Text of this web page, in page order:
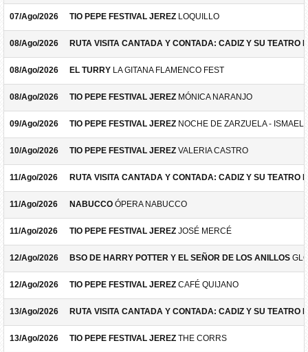
07/Ago/2026 TIO PEPE FESTIVAL JEREZ LOQUILLO
08/Ago/2026 RUTA VISITA CANTADA Y CONTADA: CADIZ Y SU TEATRO
08/Ago/2026 EL TURRY LA GITANA FLAMENCO FEST
08/Ago/2026 TIO PEPE FESTIVAL JEREZ MÓNICA NARANJO
09/Ago/2026 TIO PEPE FESTIVAL JEREZ NOCHE DE ZARZUELA -
10/Ago/2026 TIO PEPE FESTIVAL JEREZ VALERIA CASTRO
11/Ago/2026 RUTA VISITA CANTADA Y CONTADA: CADIZ Y SU TEATRO
11/Ago/2026 NABUCCO ÓPERA NABUCCO
11/Ago/2026 TIO PEPE FESTIVAL JEREZ JOSÉ MERCÉ
12/Ago/2026 BSO DE HARRY POTTER Y EL SEÑOR DE LOS ANILLOS
12/Ago/2026 TIO PEPE FESTIVAL JEREZ CAFÉ QUIJANO
13/Ago/2026 RUTA VISITA CANTADA Y CONTADA: CADIZ Y SU TEATRO
13/Ago/2026 TIO PEPE FESTIVAL JEREZ THE CORRS